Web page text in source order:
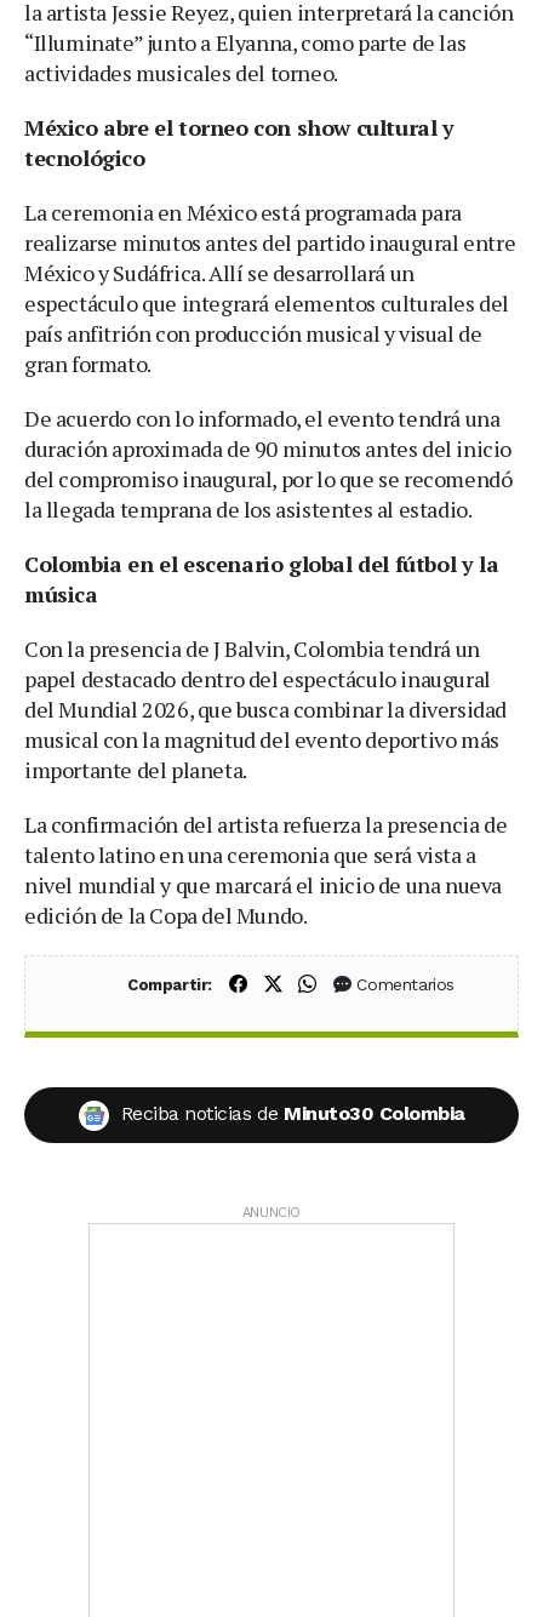
la artista Jessie Reyez, quien interpretará la canción
“Illuminate” junto a Elyanna, como parte de las
actividades musicales del torneo.
México abre el torneo con show cultural y
tecnológico
La ceremonia en México está programada para
realizarse minutos antes del partido inaugural entre
México y Sudáfrica. Allí se desarrollará un
espectáculo que integrará elementos culturales del
país anfitrión con producción musical y visual de
gran formato.
De acuerdo con lo informado, el evento tendrá una
duración aproximada de 90 minutos antes del inicio
del compromiso inaugural, por lo que se recomendó
la llegada temprana de los asistentes al estadio.
Colombia en el escenario global del fútbol y la
música
Con la presencia de J Balvin, Colombia tendrá un
papel destacado dentro del espectáculo inaugural
del Mundial 2026, que busca combinar la diversidad
musical con la magnitud del evento deportivo más
importante del planeta.
La confirmación del artista refuerza la presencia de
talento latino en una ceremonia que será vista a
nivel mundial y que marcará el inicio de una nueva
edición de la Copa del Mundo.
Compartir: Compartir en Facebook
Compartir en X (Twitter)
Compartir en WhatsApp
Comentarios
Reciba noticias de Minuto30 Colombia
ANUNCIO